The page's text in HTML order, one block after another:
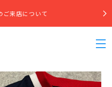
ご来店について